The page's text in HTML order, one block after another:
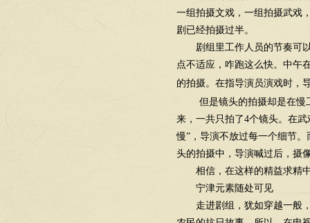
一组拍摄文戏，一组拍摄武戏
剧已经拍摄过半。
剧组里工作人员的节奏可以
点不适应，咋跑这么快。中午
的拍摄。在指导演员演戏时，
但是镜头的拍摄却是在慢
来，一共只拍了4个镜头。在
慢”，导演不放过每一个细节
头的拍摄中，导演喊过后，摄
相信，在这样的精益求精中
宁津元素随处可见
走进剧组，犹如穿越一般，